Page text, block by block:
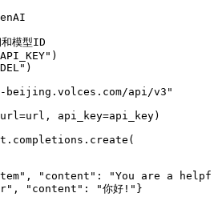
模型ID
API_KEY" )
" )
api/v3 "
=url , api_key=api_key)
. completions . create (
" , " content " : "You are a
" , " content " : "你好! " }